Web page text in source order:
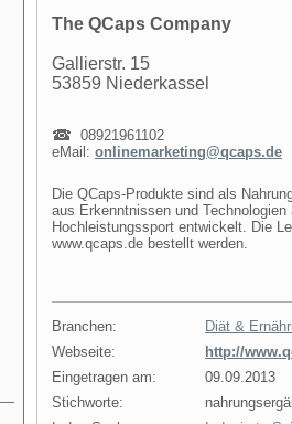
The QCaps Company
Gallierstr. 15
53859 Niederkassel
08921961102
eMail: onlinemarketing@qcaps.de
Die QCaps-Produkte sind als
aus Erkenntnissen und
Hochleistungssport entwickelt. Die
www.qcaps.de bestellt werden.
Branchen:
Diät &
Webseite:
http://
Eingetragen am:
09.09.2013
Stichworte: